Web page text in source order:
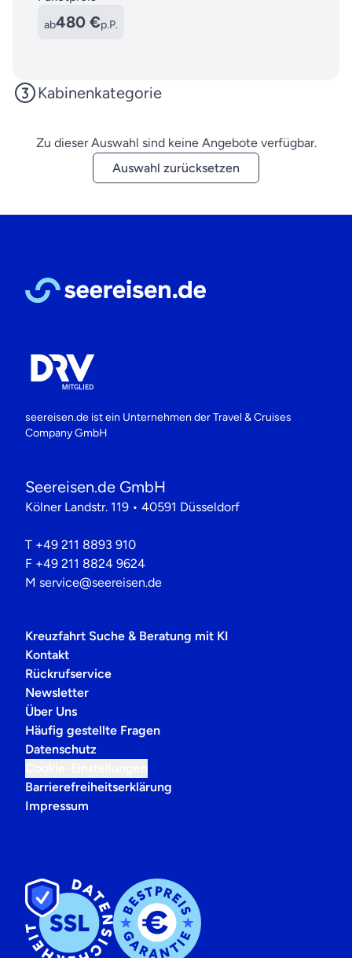
ab480 €p.P.
Kabinenkategorie
Zu dieser Auswahl sind keine Angebote verfügbar.
Auswahl zurücksetzen
seereisen.de ist ein Unternehmen derTravel & Cruises
Company GmbH
Seereisen.de GmbH
Kölner Landstr. 119 • 40591 Düsseldorf
T +49 211 8893 910
F +49 211 8824 9624
M service@seereisen.de
Kreuzfahrt Suche & Beratung mit KI
Kontakt
Rückrufservice
Newsletter
Über Uns
Häufig gestellte Fragen
Datenschutz
Barrierefreiheitserklärung
Impressum